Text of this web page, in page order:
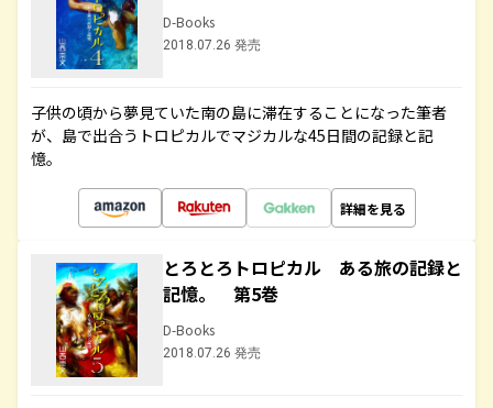
D-Books
2018.07.26 発売
子供の頃から夢見ていた南の島に滞在することになった筆者
が、島で出合うトロピカルでマジカルな45日間の記録と記
憶。
詳細を見る
とろとろトロピカル ある旅の記録と
記憶。 第5巻
D-Books
2018.07.26 発売